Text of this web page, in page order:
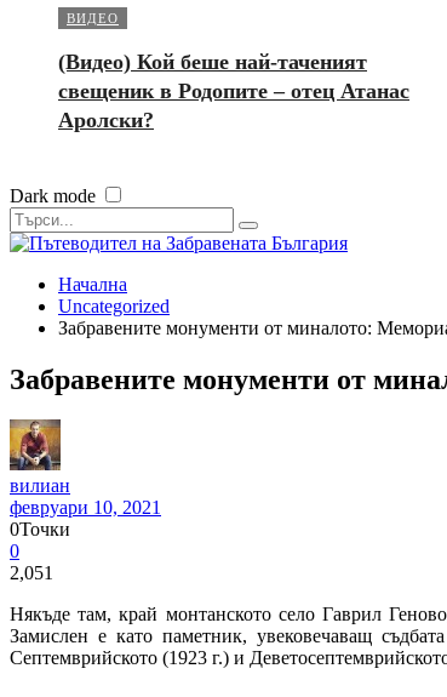
ВИДЕО
(Видео) Кой беше най-таченият
свещеник в Родопите – отец Атанас
Аролски?
Dark mode
Начална
Uncategorized
Забравените монументи от миналото:
Забравените монументи от
вилиан
февруари 10, 2021
0Точки
0
2,051
Някъде там, край монтанското село Гаврил
Замислен е като паметник, увековечаващ
Септемврийското (1923 г.) и